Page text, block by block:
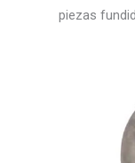
piezas